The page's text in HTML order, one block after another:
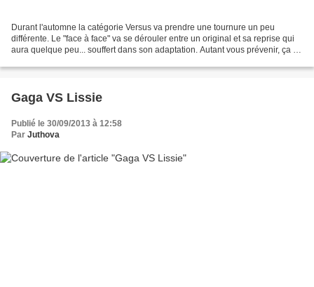
Durant l'automne la catégorie Versus va prendre une tournure un peu
différente. Le "face à face" va se dérouler entre un original et sa reprise qui
aura quelque peu... souffert dans son adaptation. Autant vous prévenir, ça va
Gaga VS Lissie
Publié le 30/09/2013 à 12:58
Par Juthova